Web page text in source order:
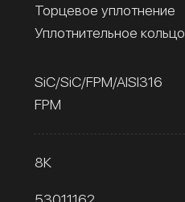
Торцевое уплотнение
Уплотнительное кольцо
SiC/SiC/FPM/AISI316
FPM
8К